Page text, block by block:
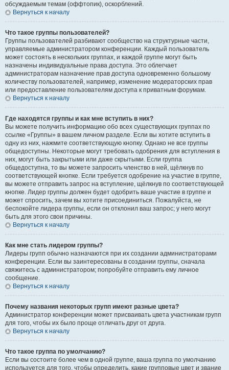
обсуждаемым темам (оффтопик), оскорблений.
Вернуться к началу
Что такое группы пользователей?
Группы пользователей разбивают сообщество на структурные части,
управляемые администратором конференции. Каждый пользователь
может состоять в нескольких группах, и каждой группе могут быть
назначены индивидуальные права доступа. Это облегчает
администраторам назначение прав доступа одновременно большому
количеству пользователей, например, изменение модераторских прав
или предоставление пользователям доступа к приватным форумам.
Вернуться к началу
Где находятся группы и как мне вступить в них?
Вы можете получить информацию обо всех существующих группах по
ссылке «Группы» в вашем личном разделе. Если вы хотите вступить в
одну из них, нажмите соответствующую кнопку. Однако не все группы
общедоступны. Некоторые могут требовать одобрения для вступления в
них, могут быть закрытыми или даже скрытыми. Если группа
общедоступна, то вы можете запросить членство в ней, щёлкнув по
соответствующей кнопке. Если требуется одобрение на участие в группе,
вы можете отправить запрос на вступление, щёлкнув по соответствующей
кнопке. Лидер группы должен будет одобрить ваше участие в группе и
может спросить, зачем вы хотите присоединиться. Пожалуйста, не
беспокойте лидера группы, если он отклонил ваш запрос; у него могут
быть для этого свои причины.
Вернуться к началу
Как мне стать лидером группы?
Лидеры групп обычно назначаются при их создании администраторами
конференции. Если вы заинтересованы в создании группы, сначала
свяжитесь с администратором; попробуйте отправить ему личное
сообщение.
Вернуться к началу
Почему названия некоторых групп имеют разные цвета?
Администратор конференции может присваивать цвета участникам групп
для того, чтобы их было проще отличать друг от друга.
Вернуться к началу
Что такое группа по умолчанию?
Если вы состоите более чем в одной группе, ваша группа по умолчанию
используется для того, чтобы определить, какие групповые цвет и звание